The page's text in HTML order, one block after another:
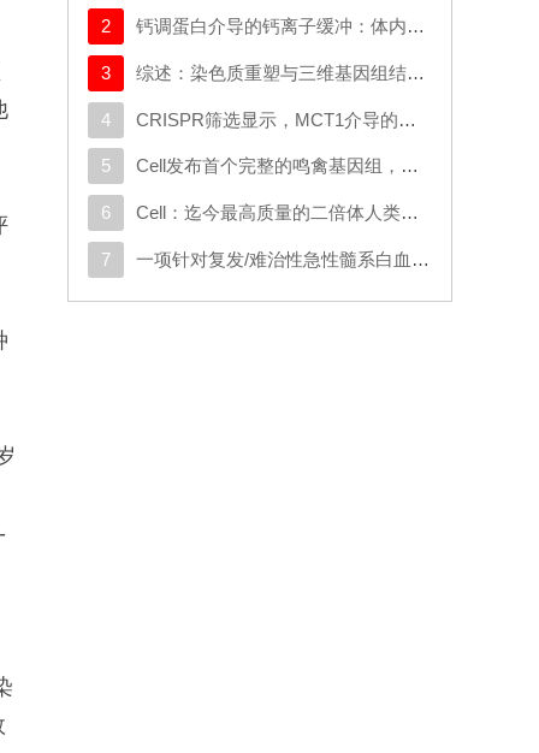
2 钙调蛋白介导的钙离子缓冲：体内心脏重编程的分子屏障
3 综述：染色质重塑与三维基因组结构在癌症中的作用：从机制研究到新的治疗策略
4 CRISPR筛选显示，MCT1介导的代谢逃逸机制可规避SMAD3的抑制作用，这一机制可作为治疗靶点
5 Cell发布首个完整的鸣禽基因组，有助于探究发声学习
6 Cell：迄今最高质量的二倍体人类基因组构建完成
7 一项针对复发/难治性急性髓系白血病或原始浆细胞样树突状细胞肿瘤成人患者的CD123导向的嵌合抗原受体T细胞疗法1期试验